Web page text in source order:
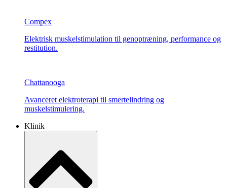
Compex
Elektrisk muskelstimulation til genoptræning, performance og
restitution.
Chattanooga
Avanceret elektroterapi til smertelindring og
muskelstimulering.
Klinik